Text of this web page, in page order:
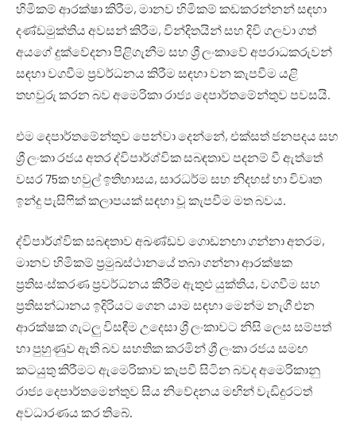
හිමිකම් ආරක්ෂා කිරීම, මානව හිමිකම් කඩකරන්නන් සඳහා
දණ්ඩමුක්තිය අවසන් කිරීම, වින්දිතයින් සහ දිවි ගලවා ගත්
අයගේ දුක්වේදනා පිළිගැනීම සහ ශ්‍රී ලංකාවේ අපරාධකරුවන්
සඳහා වගවීම ප්‍රවර්ධනය කිරීම සඳහා වන කැපවීම යළි
තහවුරු කරන බව අමෙරිකා රාජ්‍ය දෙපාර්තමේන්තුව පවසයි.
එම දෙපාර්තමේන්තුව පෙන්වා දෙන්නේ, එක්සත් ජනපදය සහ
ශ්‍රී ලංකා රජය අතර ද්විපාර්ශ්වික සබඳතාව පදනම් වී ඇත්තේ
වසර 75ක හවුල් ඉතිහාසය, සාරධර්ම සහ නිදහස් හා විවෘත
ඉන්දු පැසිෆික් කලාපයක් සඳහා වූ කැපවීම මත බවය.
ද්විපාර්ශ්වික සබඳතාව අඛණ්ඩව ගොඩනඟා ගන්නා අතරම,
මානව හිමිකම් ප්‍රමුඛස්ථානයේ තබා ගන්නා ආරක්ෂක
ප්‍රතිසංස්කරණ ප්‍රවර්ධනය කිරීම ඇතුළු යුක්තිය, වගවීම සහ
ප්‍රතිසන්ධානය ඉදිරියට ගෙන යාම සඳහා මෙන්ම නැගී එන
ආරක්ෂක ගැටලු විසඳීම උදෙසා ශ්‍රී ලංකාවට නිසි ලෙස සම්පත්
හා පුහුණුව ඇති බව සහතික කරමින් ශ්‍රී ලංකා රජය සමඟ
කටයුතු කිරීමට ඇමෙරිකාව කැපවී සිටින බවද අමෙරිකානු
රාජ්‍ය දෙපාර්තමෙන්තුව සිය නිවේදනය මඟින් වැඩිදුරටත්
අවධාරණය කර තිබේ.